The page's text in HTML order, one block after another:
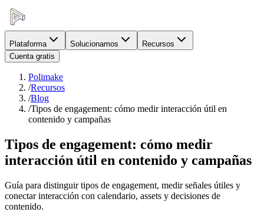
Plataforma Solucionamos
Recursos
Cuenta gratis
Polimake
/Recursos
/Blog
/Tipos de engagement: cómo medir interacción útil en
contenido y campañas
Tipos de engagement: cómo medir
interacción útil en contenido y campañas
Guía para distinguir tipos de engagement, medir señales útiles y
conectar interacción con calendario, assets y decisiones de
contenido.